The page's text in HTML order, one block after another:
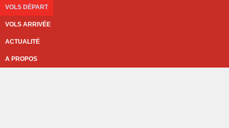
VOLS DÉPART
VOLS ARRIVÉE
ACTUALITÉ
A PROPOS